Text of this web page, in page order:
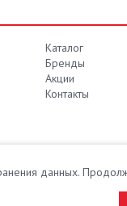
Каталог
Бренды
Акции
Контакты
данных.